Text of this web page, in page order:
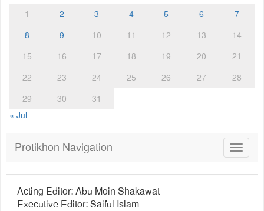
1 2 3 4 5 6
7
8
9 10 11 12 13
14
15
16 17 18 19 20
21
22
23 24 25 26 27
28
29
30
31
« Jul
Toggle
Protikhon Navigation
Acting Editor: Abu Moin Shakawat
Executive Editor: Saiful Islam